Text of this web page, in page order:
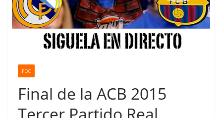
FDC
Final de la ACB 2015